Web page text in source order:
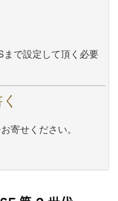
で設定して頂く必要
寄せください。